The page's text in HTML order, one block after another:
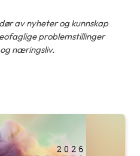
av nyheter og kunnskap
problemstillinger
næringsliv.